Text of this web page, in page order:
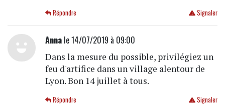
Signaler
Répondre
Annale 14/07/2019 à 09:00
Dans la mesure du possible, privilégiez un
feu d'artifice dans un village alentour de
Lyon. Bon 14 juillet à tous.
Signaler
Répondre